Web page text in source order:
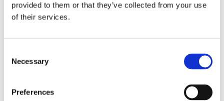
provided to them or that they’ve collected from your use
of their services.
Selection
Necessary
Preferences
Έκδοση εισιτηρίου για ασυνόδευτο ανήλικο
παιδί